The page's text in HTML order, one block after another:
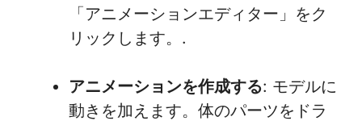
「アニメーションエディター」をク
リックします。.
アニメーションを作成する: モデルに
動きを加えます。体のパーツをドラ